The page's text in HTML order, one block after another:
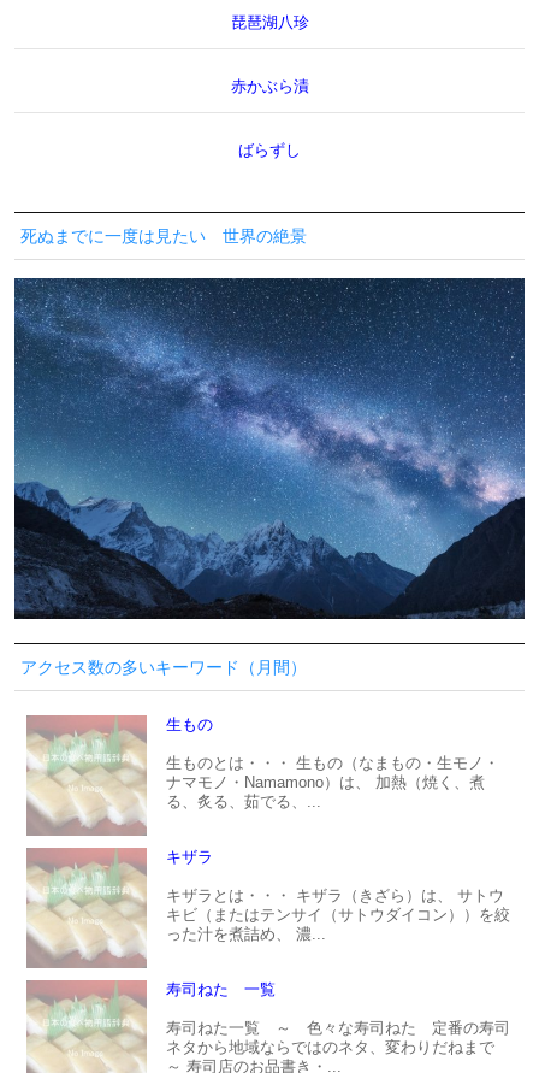
琵琶湖八珍
赤かぶら漬
ばらずし
死ぬまでに一度は見たい 世界の絶景
アクセス数の多いキーワード（月間）
生もの
生ものとは・・・ 生もの（なまもの・生モノ・
ナマモノ・Namamono）は、 加熱（焼く、煮
る、炙る、茹でる、...
キザラ
キザラとは・・・ キザラ（きざら）は、 サトウ
キビ（またはテンサイ（サトウダイコン））を絞
った汁を煮詰め、 濃...
寿司ねた 一覧
寿司ねた一覧 ～ 色々な寿司ねた 定番の寿司
ネタから地域ならではのネタ、変わりだねまで
～ 寿司店のお品書き・...